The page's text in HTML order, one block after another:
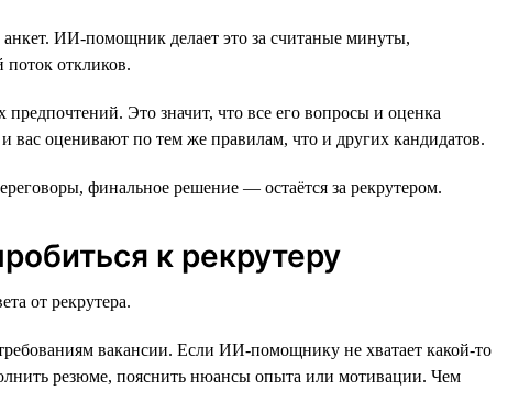
ИИ-помощник делает это за считаные минуты,
откликов.
Это значит, что все его вопросы и оценка
вас оценивают по тем же правилам, что и других кандидатов.
финальное решение — остаётся за рекрутером.
к рекрутеру
от рекрутера.
вакансии. Если ИИ-помощнику не хватает какой-то
резюме, пояснить нюансы опыта или мотивации. Чем